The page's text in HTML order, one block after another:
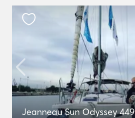
Jeanneau Sun Odyssey 449